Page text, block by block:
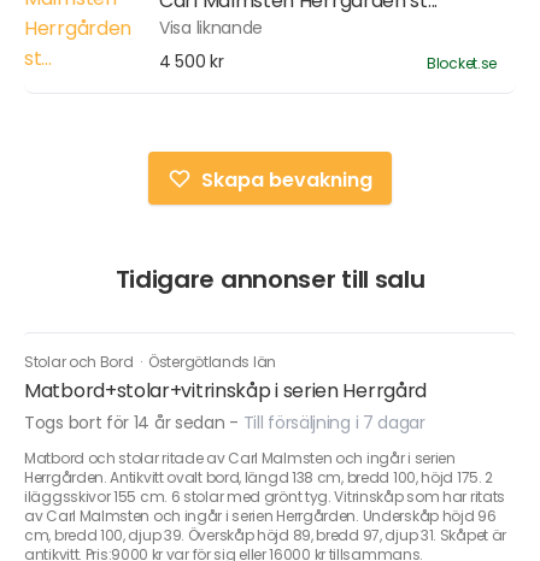
Visa liknande
4 500 kr
Blocket.se
Skapa bevakning
Tidigare annonser till salu
Stolar och Bord · Östergötlands län
Matbord+stolar+vitrinskåp i serien Herrgård
Togs bort för 14 år sedan - Till försäljning i 7 dagar
Matbord och stolar ritade av Carl Malmsten och ingår i serien
Herrgården. Antikvitt ovalt bord, längd 138 cm, bredd 100, höjd 175. 2
iläggsskivor 155 cm. 6 stolar med grönt tyg. Vitrinskåp som har ritats
av Carl Malmsten och ingår i serien Herrgården. Underskåp höjd 96
cm, bredd 100, djup 39. Överskåp höjd 89, bredd 97, djup 31. Skåpet är
antikvitt. Pris:9000 kr var för sig eller 16000 kr tillsammans.